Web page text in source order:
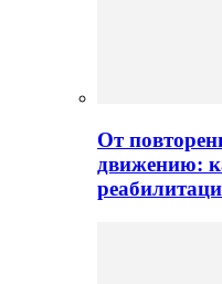
От
движению: